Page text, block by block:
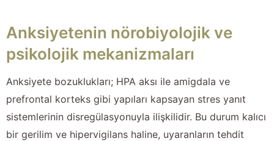
Anksiyetenin nörobiyolojik ve
psikolojik mekanizmaları
Anksiyete bozuklukları; HPA aksı ile amigdala ve
prefrontal korteks gibi yapıları kapsayan stres yanıt
sistemlerinin disregülasyonuyla ilişkilidir. Bu durum kalıcı
bir gerilim ve hipervigilans haline, uyaranların tehdit